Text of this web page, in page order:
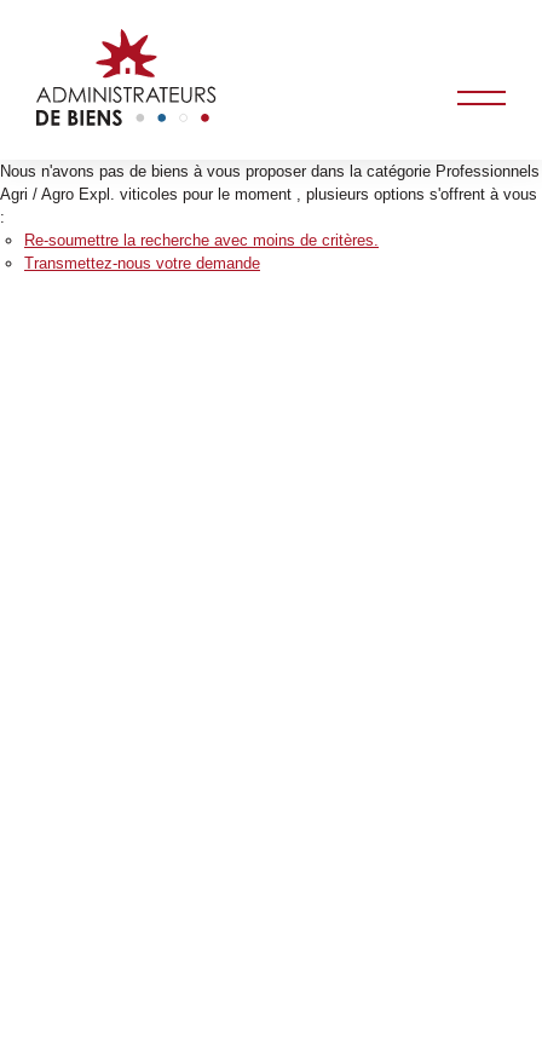
Nous n'avons pas de biens à vous proposer dans la catégorie Professionnels
Agri / Agro Expl. viticoles pour le moment , plusieurs options s'offrent à vous
:
Re-soumettre la recherche avec moins de critères.
Transmettez-nous votre demande